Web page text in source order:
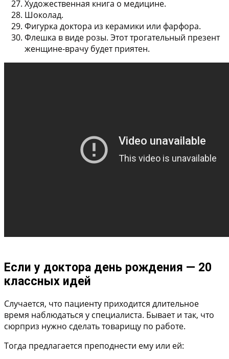
Художественная книга о медицине.
Шоколад.
Фигурка доктора из керамики или фарфора.
Флешка в виде розы. Этот трогательный презент
женщине-врачу будет приятен.
Если у доктора день рождения — 20
классных идей
Случается, что пациенту приходится длительное
время наблюдаться у специалиста. Бывает и так, что
сюрприз нужно сделать товарищу по работе.
Тогда предлагается преподнести ему или ей: